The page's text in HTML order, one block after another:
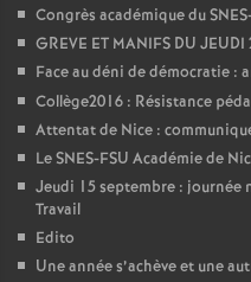
Congrès académique du
GREVE ET MANIFS DU JEUDI
Face au déni de démocratie :
Collège2016 : Résistance
Attentat de Nice :
Le SNES-FSU Académie de
Jeudi 15 septembre : journée
Travail
Edito
Une année s’achève et une